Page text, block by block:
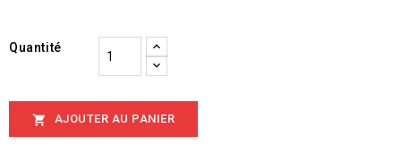
Quantité
 AJOUTER AU PANIER